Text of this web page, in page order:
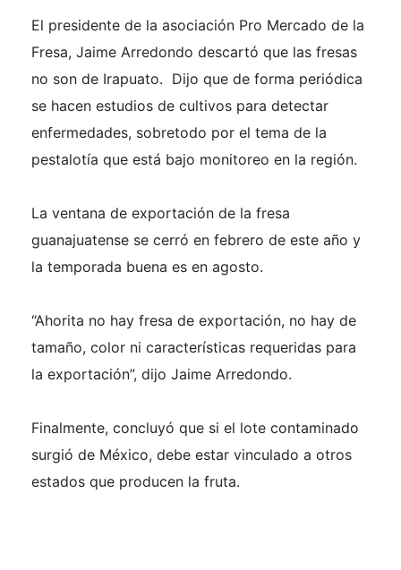
El presidente de la asociación Pro Mercado de la
Fresa, Jaime Arredondo descartó que las fresas
no son de Irapuato. Dijo que de forma periódica
se hacen estudios de cultivos para detectar
enfermedades, sobretodo por el tema de la
pestalotía que está bajo monitoreo en la región.
La ventana de exportación de la fresa
guanajuatense se cerró en febrero de este año y
la temporada buena es en agosto.
“Ahorita no hay fresa de exportación, no hay de
tamaño, color ni características requeridas para
la exportación”, dijo Jaime Arredondo.
Finalmente, concluyó que si el lote contaminado
surgió de México, debe estar vinculado a otros
estados que producen la fruta.